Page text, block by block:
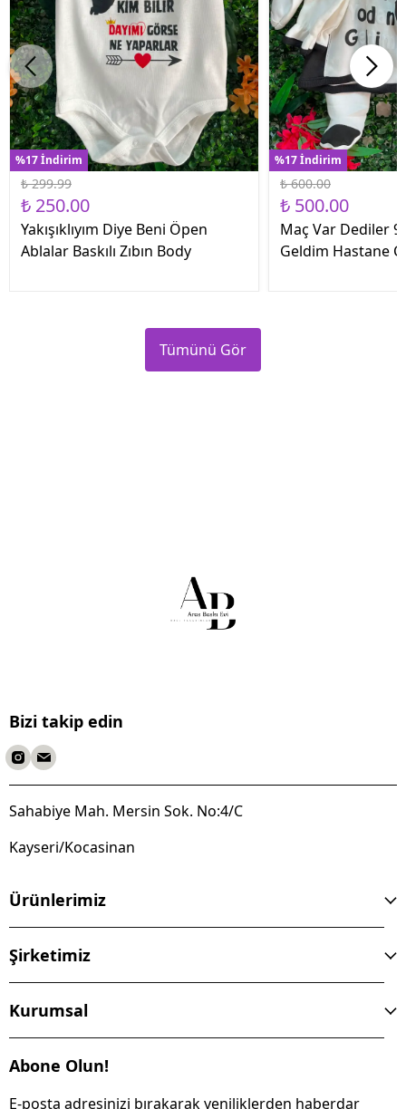
%17 İndirim
₺ 299.99
₺ 250.00
Yakışıklıyım Diye Beni Öpen
Ablalar Baskılı Zıbın Body
%17 İndirim
₺ 600.00
₺ 500.00
Maç Var Dediler 9
Geldim Hastane
Tümünü Gör
Bizi takip edin
Sahabiye Mah. Mersin Sok. No:4/C
Kayseri/Kocasinan
Ürünlerimiz
Şirketimiz
Kurumsal
Abone Olun!
E-posta adresinizi bırakarak yeniliklerden haberdar